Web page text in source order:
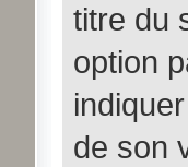
titre du
option
de son